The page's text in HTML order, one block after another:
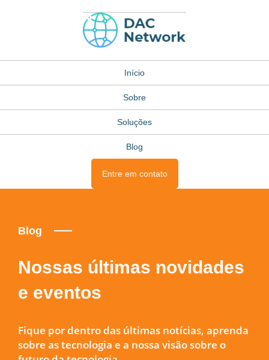
Início
Sobre
Soluções
Blog
Entre em contato
Blog
Nossas últimas novidades
e eventos
Fique por dentro das últimas notícias, aprenda
sobre as tecnologia e a nossa visão sobre o